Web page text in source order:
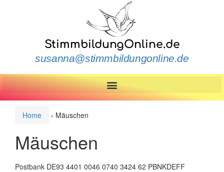
StimmbildungOnline.de
susanna@stimmbildungonline.de
Home › Mäuschen
Mäuschen
Postbank DE93 4401 0046 0740 3424 62 PBNKDEFF